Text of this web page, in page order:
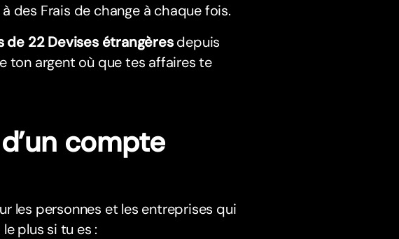
des Frais de change à chaque fois.
de 22 Devises étrangèresdepuis
ton argent où que tes affaires te
compte
les personnes et les entreprises qui
plus si tu es :